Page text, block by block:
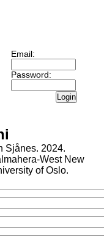
Email:
Password:
Login
Sjånes. 2024.
West New
of Oslo.